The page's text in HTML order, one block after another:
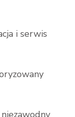
i serwis